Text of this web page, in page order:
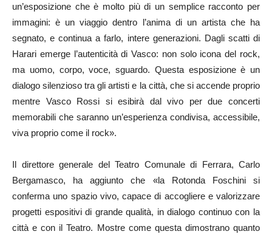
un’esposizione che è molto più di un semplice racconto per
immagini: è un viaggio dentro l’anima di un artista che ha
segnato, e continua a farlo, intere generazioni. Dagli scatti di
Harari emerge l’autenticità di Vasco: non solo icona del rock,
ma uomo, corpo, voce, sguardo. Questa esposizione è un
dialogo silenzioso tra gli artisti e la città, che si accende proprio
mentre Vasco Rossi si esibirà dal vivo per due concerti
memorabili che saranno un’esperienza condivisa, accessibile,
viva proprio come il rock».
Il direttore generale del Teatro Comunale di Ferrara, Carlo
Bergamasco, ha aggiunto che «la Rotonda Foschini si
conferma uno spazio vivo, capace di accogliere e valorizzare
progetti espositivi di grande qualità, in dialogo continuo con la
città e con il Teatro. Mostre come questa dimostrano quanto